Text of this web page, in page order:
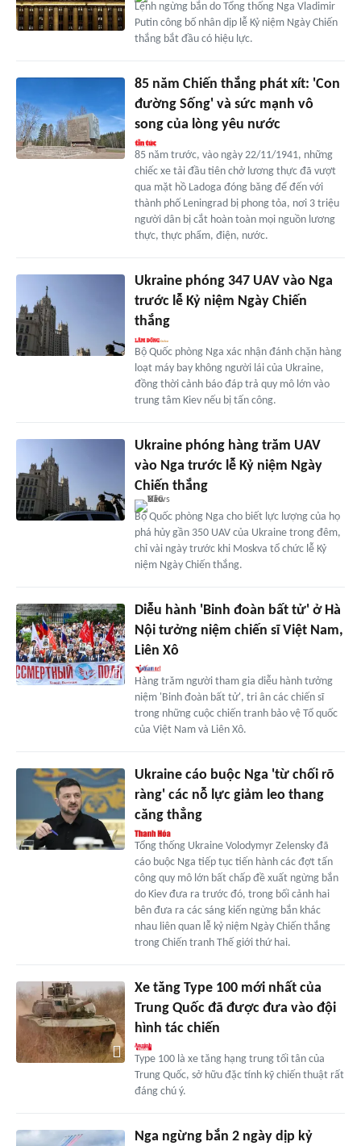
Lệnh ngừng bắn do Tổng thống Nga Vladimir
Putin công bố nhân dịp lễ Kỷ niệm Ngày Chiến
thắng bắt đầu có hiệu lực.
85 năm Chiến thắng phát xít: 'Con
đường Sống' và sức mạnh vô
song của lòng yêu nước
85 năm trước, vào ngày 22/11/1941, những
chiếc xe tải đầu tiên chở lương thực đã vượt
qua mặt hồ Ladoga đóng băng để đến với
thành phố Leningrad bị phong tỏa, nơi 3 triệu
người dân bị cắt hoàn toàn mọi nguồn lương
thực, thực phẩm, điện, nước.
Ukraine phóng 347 UAV vào Nga
trước lễ Kỷ niệm Ngày Chiến
thắng
Bộ Quốc phòng Nga xác nhận đánh chặn hàng
loạt máy bay không người lái của Ukraine,
đồng thời cảnh báo đáp trả quy mô lớn vào
trung tâm Kiev nếu bị tấn công.
Ukraine phóng hàng trăm UAV
vào Nga trước lễ Kỷ niệm Ngày
Chiến thắng
Bộ Quốc phòng Nga cho biết lực lượng của họ
phá hủy gần 350 UAV của Ukraine trong đêm,
chỉ vài ngày trước khi Moskva tổ chức lễ Kỷ
niệm Ngày Chiến thắng.
Diễu hành 'Binh đoàn bất tử' ở Hà
Nội tưởng niệm chiến sĩ Việt Nam,
Liên Xô
Hàng trăm người tham gia diễu hành tưởng
niệm 'Binh đoàn bất tử', tri ân các chiến sĩ
trong những cuộc chiến tranh bảo vệ Tổ quốc
của Việt Nam và Liên Xô.
Ukraine cáo buộc Nga 'từ chối rõ
ràng' các nỗ lực giảm leo thang
căng thẳng
Tổng thống Ukraine Volodymyr Zelensky đã
cáo buộc Nga tiếp tục tiến hành các đợt tấn
công quy mô lớn bất chấp đề xuất ngừng bắn
do Kiev đưa ra trước đó, trong bối cảnh hai
bên đưa ra các sáng kiến ngừng bắn khác
nhau liên quan lễ kỷ niệm Ngày Chiến thắng
trong Chiến tranh Thế giới thứ hai.
Xe tăng Type 100 mới nhất của
Trung Quốc đã được đưa vào đội
hình tác chiến
Type 100 là xe tăng hạng trung tối tân của
Trung Quốc, sở hữu đặc tính kỹ chiến thuật rất
đáng chú ý.
Nga ngừng bắn 2 ngày dịp kỷ